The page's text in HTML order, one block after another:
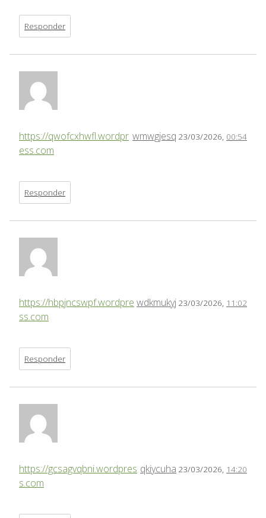
Responder
wmwgjesq 23/03/2026, 00:54
https://qwofcxhwfl.wordpr
ess.com
Responder
wdkmukyj 23/03/2026, 11:02
https://hbpjncswpf.wordpre
ss.com
Responder
qkiycuha 23/03/2026, 14:20
https://gcsagvqbni.wordpres
s.com